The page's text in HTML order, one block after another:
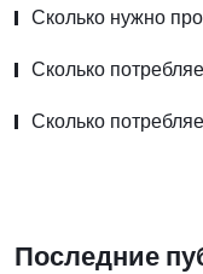
Сколько нужно
Сколько
Сколько
Последние